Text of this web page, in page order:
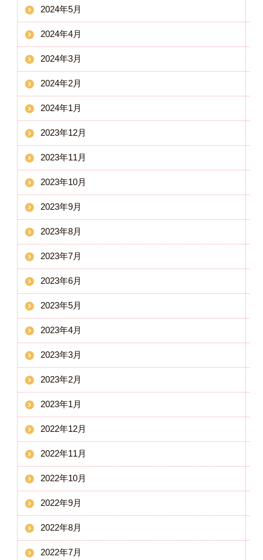
2024年5月
2024年4月
2024年3月
2024年2月
2024年1月
2023年12月
2023年11月
2023年10月
2023年9月
2023年8月
2023年7月
2023年6月
2023年5月
2023年4月
2023年3月
2023年2月
2023年1月
2022年12月
2022年11月
2022年10月
2022年9月
2022年8月
2022年7月